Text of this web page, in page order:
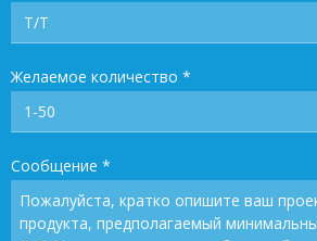
Желаемое количество *
Сообщение *